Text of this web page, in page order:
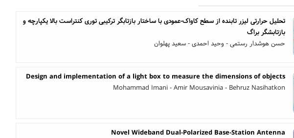
تحلیل حرارتی لیزر تابنده از سطح کاواک-عمودی با ساختار بازتابگر ترکیبی توری کنتراست بالا یکپارچه و
بازتابشگر براگ
حسن هوشدار رستمی - وحید احمدی - سعید پهلوان
Design and implementation of a light box to measure the dimensions of objects
Mohammad Imani - Amir Mousavinia - Behruz Nasihatkon
Novel Wideband Dual-Polarized Base-Station Antenna